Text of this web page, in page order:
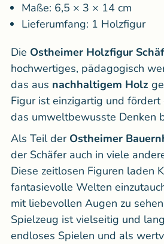
Maße: 6,5 × 3 × 14 cm
Lieferumfang: 1 Holzfigur
Die Ostheimer Holzfigur
hochwertiges, pädagogisch
das aus nachhaltigem Holz
Figur ist einzigartig und
das umweltbewusste Denken
Als Teil der Ostheimer
der Schäfer auch in viele
Diese zeitlosen Figuren laden
fantasievolle Welten
mit liebevollen Augen zu
Spielzeug ist vielseitig und
endloses Spielen und als